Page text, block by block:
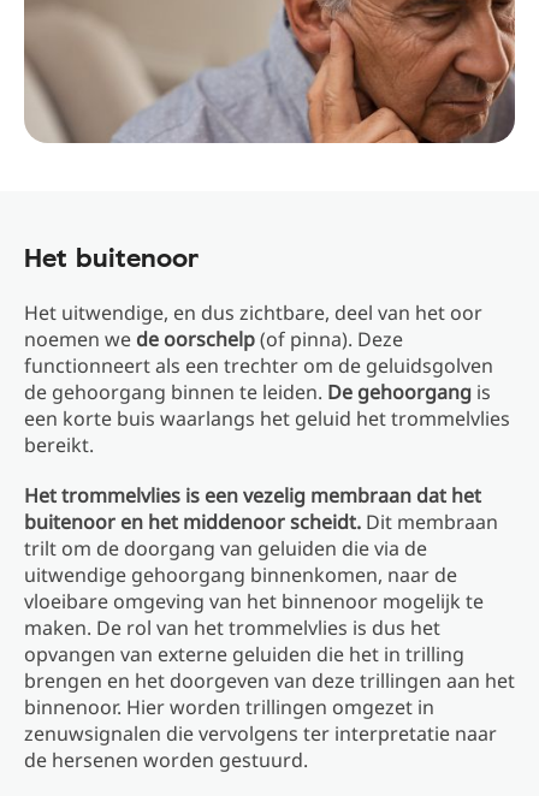
Het buitenoor
Het uitwendige, en dus zichtbare, deel van het oor
noemen we de oorschelp(of pinna). Deze
functionneert als een trechter om de geluidsgolven
de gehoorgang binnen te leiden. De gehoorgang is
een korte buis waarlangs het geluid het trommelvlies
bereikt.
Het trommelvlies is een vezelig membraan dat het
buitenoor en het middenoor scheidt. Dit membraan
trilt om de doorgang van geluiden die via de
uitwendige gehoorgang binnenkomen, naar de
vloeibare omgeving van het binnenoor mogelijk te
maken. De rol van het trommelvlies is dus het
opvangen van externe geluiden die het in trilling
brengen en het doorgeven van deze trillingen aan het
binnenoor. Hier worden trillingen omgezet in
zenuwsignalen die vervolgens ter interpretatie naar
de hersenen worden gestuurd.